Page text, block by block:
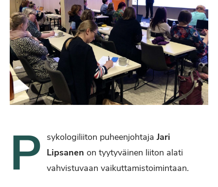
P sykologiliiton puheenjohtaja Jari
Lipsanen on tyytyväinen liiton alati
vahvistuvaan vaikuttamistoimintaan.